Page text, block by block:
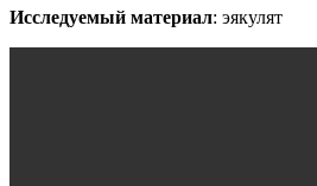
Исследуемый материал: эякулят